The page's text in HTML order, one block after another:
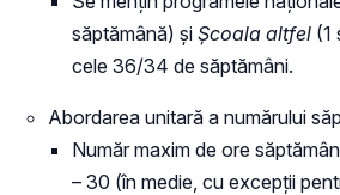
săptămână) și Școala altfel (1
cele 36/34 de săptămâni.
Abordarea unitară a numărului
Număr maxim de ore
– 30 (în medie, cu excepții